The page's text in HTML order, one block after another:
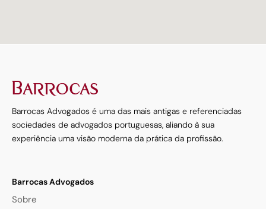
Barrocas Advogados é uma das mais antigas e referenciadas
sociedades de advogados portuguesas, aliando à sua
experiência uma visão moderna da prática da profissão.
Barrocas Advogados
Sobre